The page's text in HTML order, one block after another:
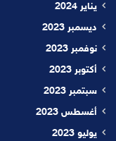
يناير 2024
ديسمبر 2023
نوفمبر 2023
أكتوبر 2023
سبتمبر 2023
أغسطس 2023
يوليو 2023